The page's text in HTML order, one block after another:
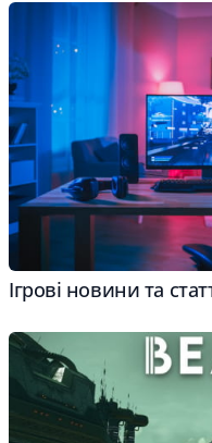
Ігрові новини та